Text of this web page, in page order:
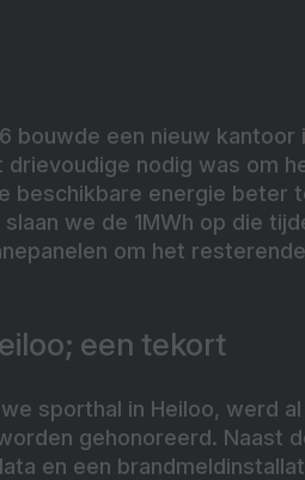
bouwde een nieuw
nodig was om
beschikbare energie beter
we de 1MWh op die
om het
een tekort
sporthal in Heiloo, werd
gehonoreerd. Naast
en een